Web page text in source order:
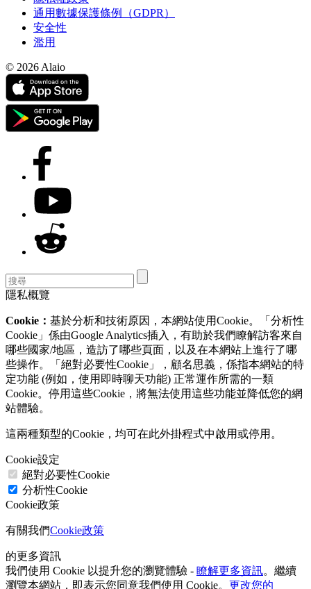
通用數據保護條例（GDPR）
安全性
濫用
© 2026 Alaio
隱私概覽
Cookie： 基於分析和技術原因，本網站使用Cookie。「分析性
Cookie」係由Google Analytics插入，有助於我們瞭解訪客來自
哪些國家/地區，造訪了哪些頁面，以及在本網站上進行了哪
些操作。「絕對必要性Cookie」，顧名思義，係指本網站的特
定功能 (例如，使用即時聊天功能) 正常運作所需的一類
Cookie。停用這些Cookie，將無法使用這些功能並降低您的網
站體驗。
這兩種類型的Cookie，均可在此外掛程式中啟用或停用。
Cookie設定
絕對必要性Cookie
分析性Cookie
Cookie政策
有關我們Cookie政策
的更多資訊
我們使用 Cookie 以提升您的瀏覽體驗 - 瞭解更多資訊。繼續
瀏覽本網站，即表示您同意我們使用 Cookie。 更改您的